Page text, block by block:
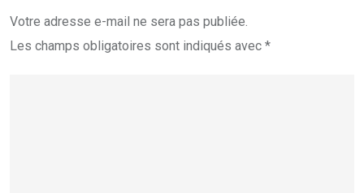
Votre adresse e-mail ne sera pas publiée.
Les champs obligatoires sont indiqués avec *